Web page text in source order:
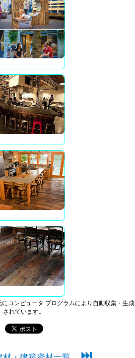
コンピュータ プログラムにより自動収集・生成
されています。